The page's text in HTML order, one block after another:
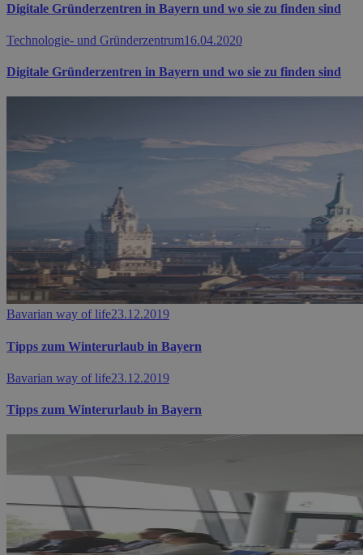
Digitale Gründerzentren in Bayern und wo sie zu finden sind
Technologie- und Gründerzentrum16.04.2020
Digitale Gründerzentren in Bayern und wo sie zu finden sind
Bavarian way of life23.12.2019
Tipps zum Winterurlaub in Bayern
Bavarian way of life23.12.2019
Tipps zum Winterurlaub in Bayern